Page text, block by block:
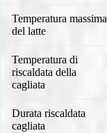
Temperatura massima
del latte
Temperatura di
riscaldata della
cagliata
Durata riscaldata
cagliata